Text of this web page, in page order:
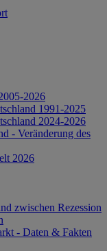
2026
1991-2025
2024-2026
- Veränderung des
2026
zwischen Rezession
- Daten & Fakten